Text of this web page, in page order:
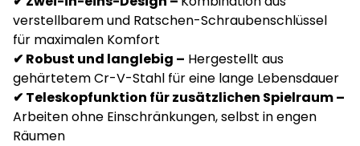
verstellbarem und Ratschen-Schraubenschlüssel
für maximalen Komfort
✔ Robust und langlebig – Hergestellt aus
gehärtetem Cr-V-Stahl für eine lange Lebensdauer
✔ Teleskopfunktion für zusätzlichen Spielraum –
Arbeiten ohne Einschränkungen, selbst in engen
Räumen